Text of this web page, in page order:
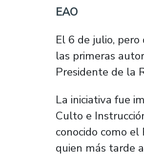
EAO
El 6 de julio,
las primeras
Presidente de la
La iniciativa fue
Culto e
conocido como
quien más tarde